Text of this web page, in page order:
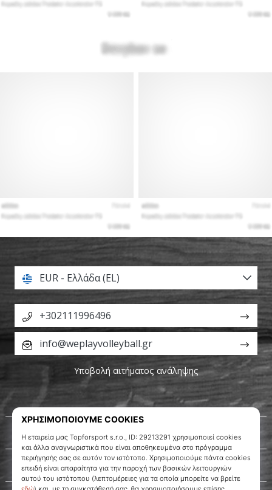
Σχετικά μ' εμάς
Εξυπηρέτηση πελατών
EUR - Ελλάδα (EL)
+302111996496
info@weplayvolleyball.gr
Υποβολή αιτήματος ανάληψης